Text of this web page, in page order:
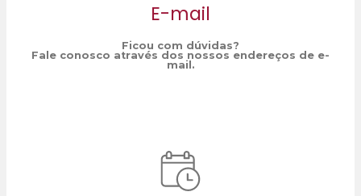
E-mail
Ficou com dúvidas?
Fale conosco através dos nossos endereços de e-
mail.